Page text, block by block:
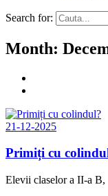
Search for:
Month:
21-12-2025
Primiți cu
Elevii claselor a II-a